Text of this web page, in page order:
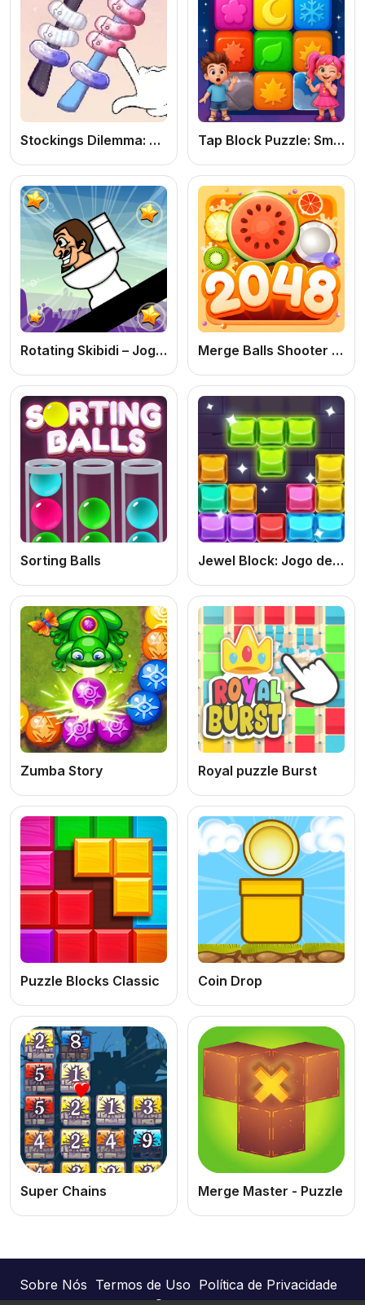
Stockings Dilemma: Jogo de Puzzle de Classificação Online Grátis Tap Block Puzzle: Smash Game
Rotating Skibidi – Jogo de Rolar Online Grátis Merge Balls Shooter 2048 Connect Fruits
Sorting Balls Jewel Block: Jogo de Puzzle Online Grátis de Blocos e Joias para Testar sua Lógica
Zumba Story Royal puzzle Burst
Puzzle Blocks Classic Coin Drop
Super Chains Merge Master - Puzzle
Sobre Nós Termos de Uso Política de Privacidade